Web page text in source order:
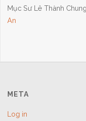
Mục Sư Lê Thành Chung
An
META
Log in